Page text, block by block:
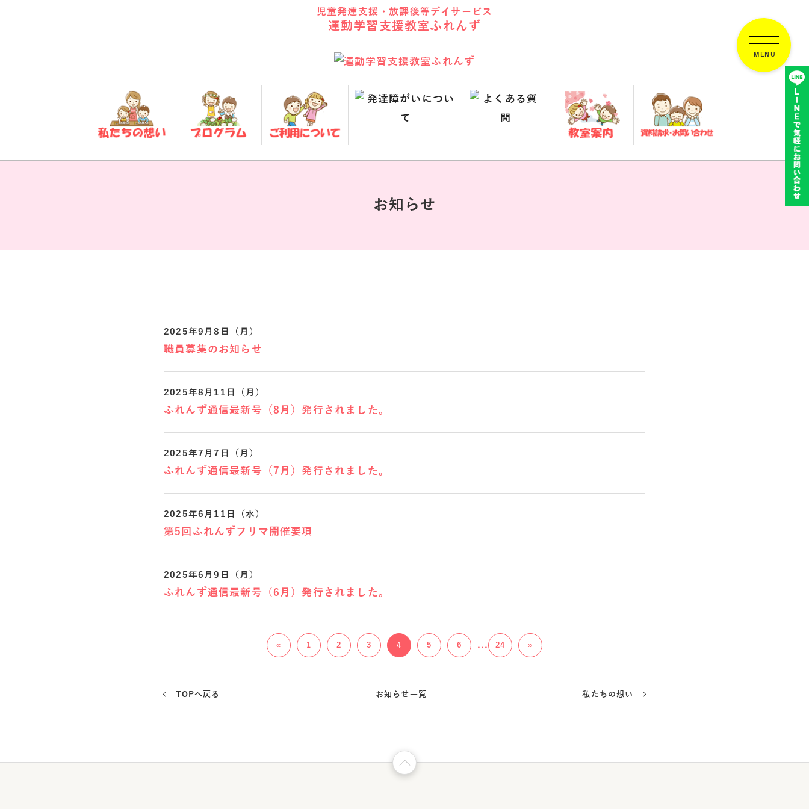
児童発達支援・放課後等デイサービス
運動学習支援教室ふれんず
お知らせ
2025年9月8日（月）
職員募集のお知らせ
2025年8月11日（月）
ふれんず通信最新号（8月）発行されました。
2025年7月7日（月）
ふれんず通信最新号（7月）発行されました。
2025年6月11日（水）
第5回ふれんずフリマ開催要項
2025年6月9日（月）
ふれんず通信最新号（6月）発行されました。
« 1 2 3 4 5 6 ... 24 »
TOPへ戻る お知らせ一覧 私たちの想い